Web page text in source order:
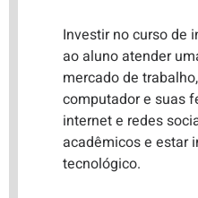
Investir no curso de
ao aluno atender
mercado de
computador e suas
internet e redes
acadêmicos e estar
tecnológico.